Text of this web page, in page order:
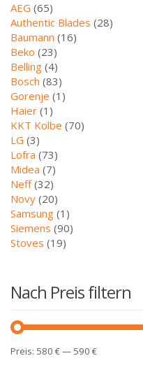
AEG (65)
Authentic Blades (28)
Baumann (16)
Beko (23)
Belling (4)
Bosch (83)
Gorenje (1)
Haier (1)
KKT Kolbe (70)
LG (3)
Lofra (73)
Midea (7)
Neff (32)
Novy (20)
Samsung (1)
Siemens (90)
Stoves (19)
Nach Preis filtern
Min.
Max.
Preis: 580 €— 590 €